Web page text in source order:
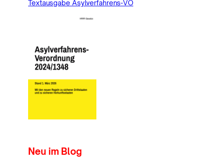
Textausgabe Asylverfahrens-VO
Neu im Blog